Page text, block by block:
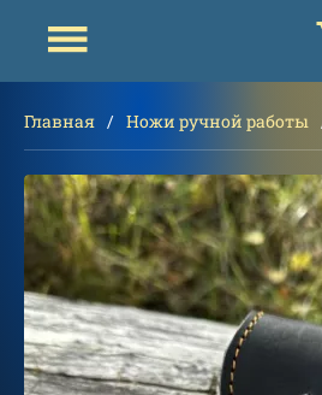
Главная Ножи ручной работы